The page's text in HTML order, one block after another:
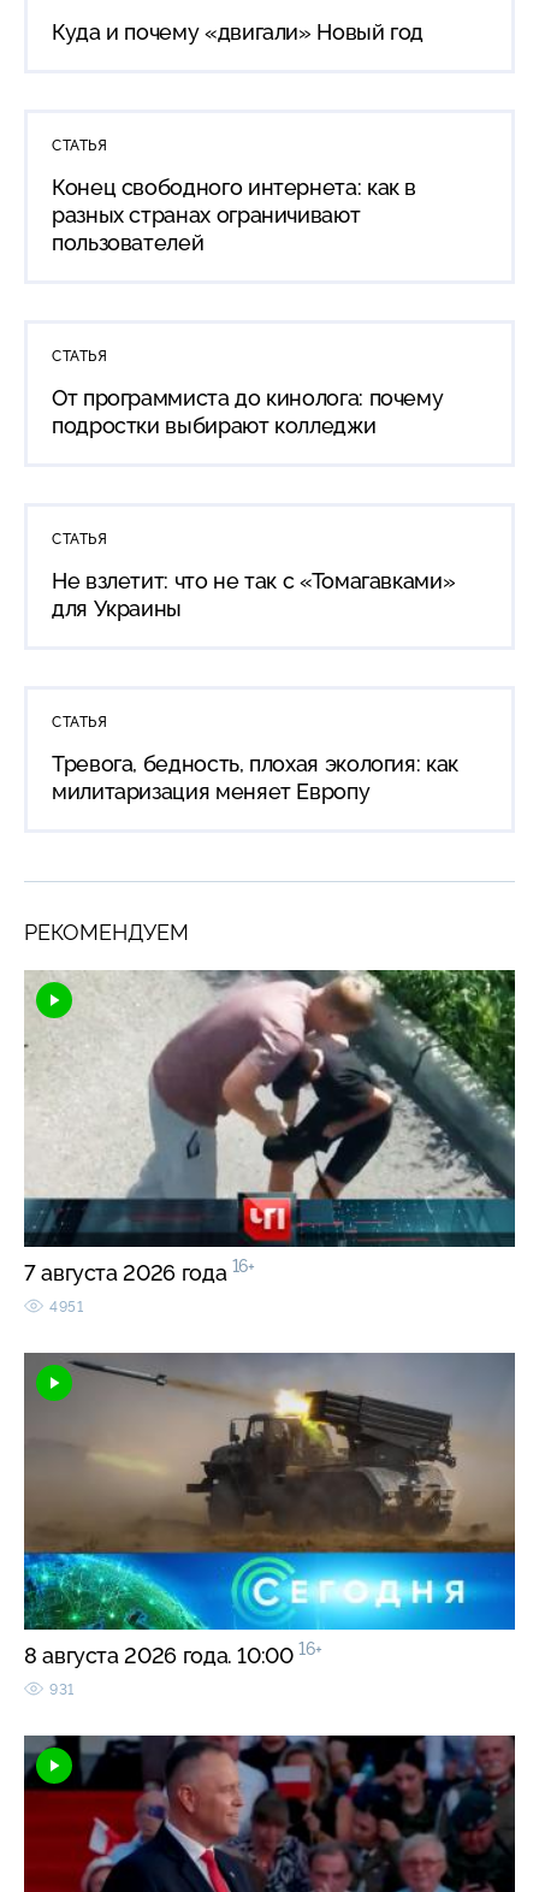
Куда и почему «двигали» Новый год
СТАТЬЯ
Конец свободного интернета: как в
разных странах ограничивают
пользователей
СТАТЬЯ
От программиста до кинолога: почему
подростки выбирают колледжи
СТАТЬЯ
Не взлетит: что не так с «Томагавками»
для Украины
СТАТЬЯ
Тревога, бедность, плохая экология: как
милитаризация меняет Европу
РЕКОМЕНДУЕМ
7 августа 2026 года 16+
4951
8 августа 2026 года. 10:00 16+
931